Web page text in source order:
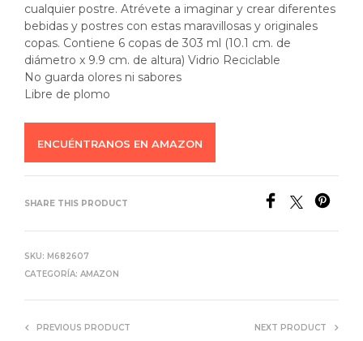
cualquier postre. Atrévete a imaginar y crear diferentes
bebidas y postres con estas maravillosas y originales
copas. Contiene 6 copas de 303 ml (10.1 cm. de
diámetro x 9.9 cm. de altura) Vidrio Reciclable
No guarda olores ni sabores
Libre de plomo
ENCUÉNTRANOS EN AMAZON
SHARE THIS PRODUCT
SKU: M682607
CATEGORÍA: AMAZON
PREVIOUS PRODUCT NEXT PRODUCT